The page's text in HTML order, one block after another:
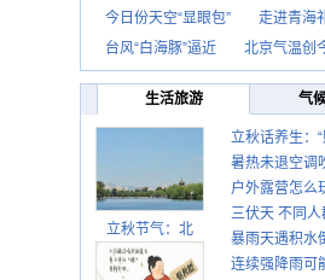
今日份天空“显眼包”
走进青海
台风“白海豚”逼近
北京气温创
生活旅游 气
立秋节气：北
立秋话养生：
先清暑再防燥
暑热未退空调
肩颈不酸痛
户外露营怎么
攻略请收好
三伏天 不同
请收好
暴雨天遇积水
示请收好
连续强降雨可